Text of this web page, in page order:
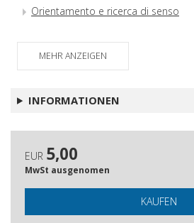
Orientamento e ricerca di senso
Recensione del libro Orientamento e
MEHR ANZEIGEN
INFORMATIONEN
EUR 5,00
MwSt ausgenomen
KAUFEN